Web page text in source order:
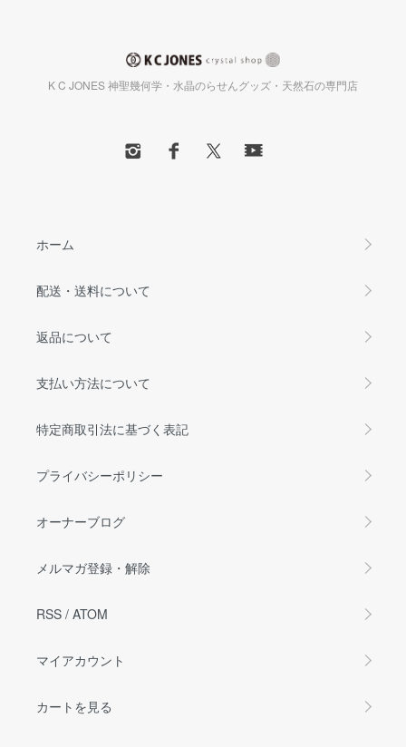
K C JONES 神聖幾何学・水晶のらせんグッズ・天然石の専門店
ホーム
配送・送料について
返品について
支払い方法について
特定商取引法に基づく表記
プライバシーポリシー
オーナーブログ
メルマガ登録・解除
RSS / ATOM
マイアカウント
カートを見る